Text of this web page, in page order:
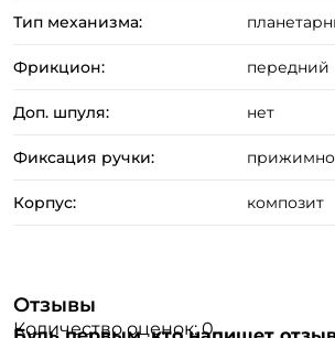
Тип механизма:
Фрикцион: передний
Доп. шпуля: нет
Фиксация ручки:
Корпус: композит
Отзывы
Количество оценок: 0
Создать аккаунт